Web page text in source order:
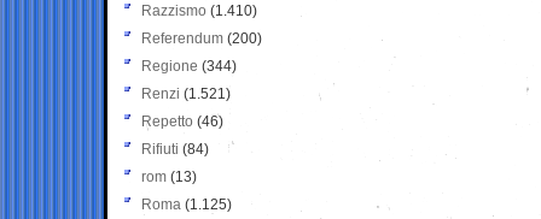
Razzismo (1.410)
Referendum (200)
Regione (344)
Renzi (1.521)
Repetto (46)
Rifiuti (84)
rom (13)
Roma (1.125)